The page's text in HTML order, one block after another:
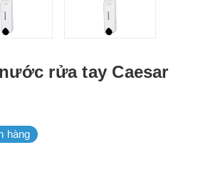
rửa tay Caesar
hàng